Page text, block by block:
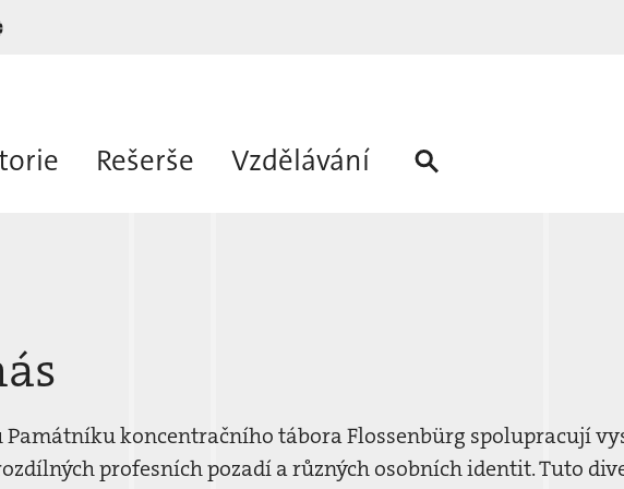
Rešerše Vzdělávání
Památníku koncentračního tábora Flossenbürg spolupracují
profesních pozadí a různých osobních identit. Tuto